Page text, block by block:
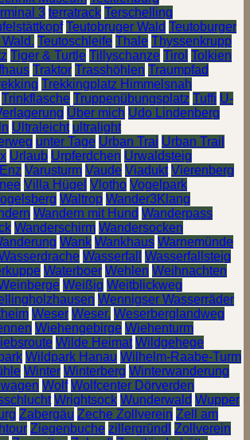
3 terratrack Terschelling
Teutobruger Wald Teutoburger
Teutoschleife Thale Thyssenkrupp
Tiger & Turtle Tillyschanze Tirol Tolkien
Traktor Trasshöhlen Traumpfad
Trekkingplatz Himmelsnah
Trinkflasche Truppenübungsplatz Tuffi U-
Über mich Udo Lindenberg
Ultraleicht ultralight
unter Tage Urban Trai Urban Trail
Urlaub Urpferdchen Urwaldsteig
Varusturm Vaude Viadukt Vierenberg
Villa Hügel Vlotho Vogelpark
Waltrop Wander3Klang
Wandern mit Hund Wanderpass
Wanderschirm Wandersocken
Wank Wankhaus Warnemünde
Wasserfall
Wasserfallsteig
Waterboer Wehlen Weihnachten
Weißig Weitblickweg
Wennigser Wasserräder
Weser Weser. Weserberglandweg
Wiehengebirge Wiehenturm
Wilde Heimat Wildgehege
Wildpark Hanau Wilhelm-Raabe-Turm
Winter Winterberg Winterwanderung
Wolf Wolfcenter Dörverden
Wrightsock Wunderwald Wupper
Zabergäu Zeche Zollverein Zell am
Ziegenbuche zillergründl Zollverein